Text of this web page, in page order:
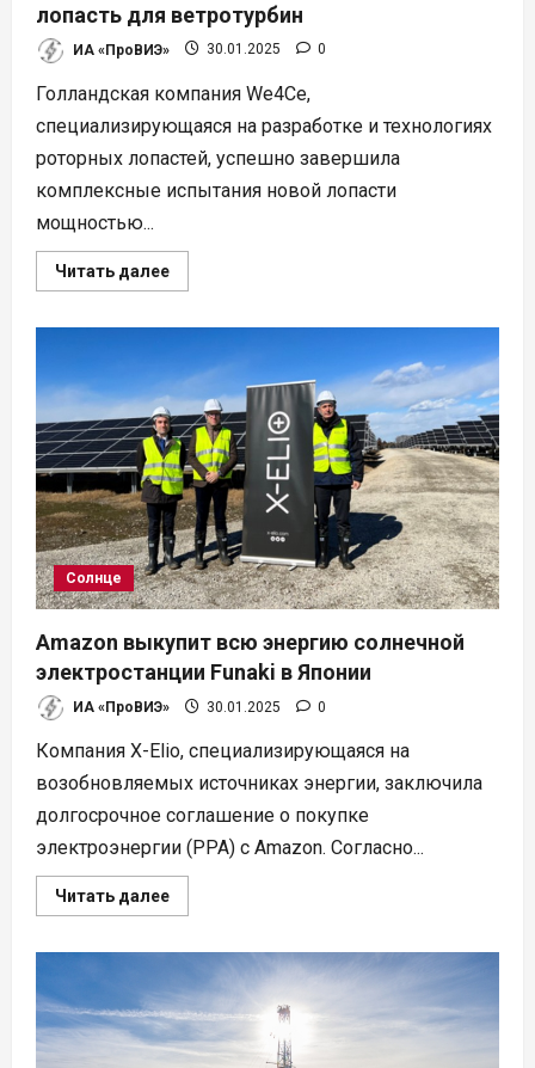
лопасть для ветротурбин
ИА «ПроВИЭ» 30.01.2025 0
Голландская компания We4Ce,
специализирующаяся на разработке и технологиях
роторных лопастей, успешно завершила
комплексные испытания новой лопасти
мощностью...
Читать далееПрочитать
больше
Индии
новую
лопасть
для
ветротурбин
Солнце
Amazon выкупит всю энергию солнечной
электростанции Funaki в Японии
ИА «ПроВИЭ» 30.01.2025 0
Компания X-Elio, специализирующаяся на
возобновляемых источниках энергии, заключила
долгосрочное соглашение о покупке
электроэнергии (PPA) с Amazon. Согласно...
Читать далееПрочитать
больше
выкупит
энергию
солнечной
электростанции
Funaki